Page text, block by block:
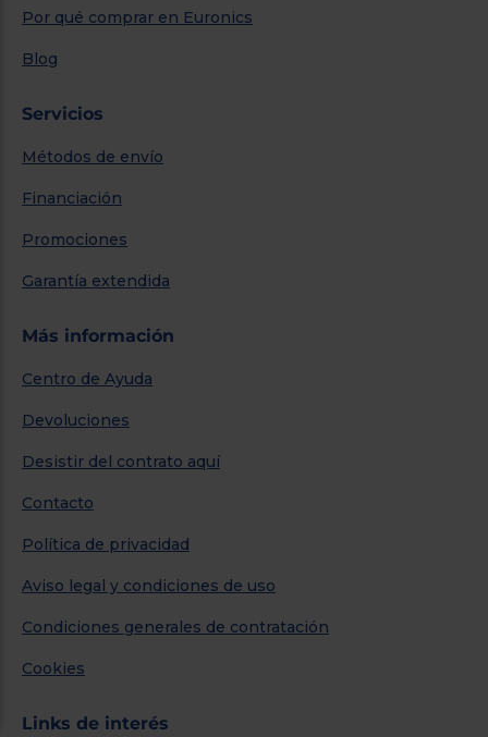
Por qué comprar en Euronics
Blog
Servicios
Métodos de envío
Financiación
Promociones
Garantía extendida
Más información
Centro de Ayuda
Devoluciones
Desistir del contrato aquí
Contacto
Política de privacidad
Aviso legal y condiciones de uso
Condiciones generales de contratación
Cookies
Links de interés